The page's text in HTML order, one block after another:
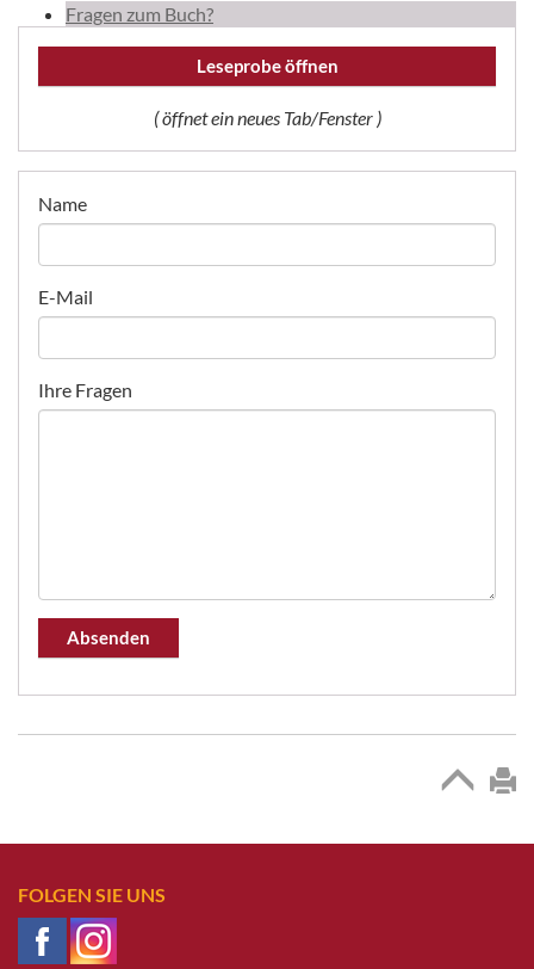
Fragen zum Buch?
Leseprobe öffnen
( öffnet ein neues Tab/Fenster )
Name
E-Mail
Ihre Fragen
Absenden
FOLGEN SIE UNS